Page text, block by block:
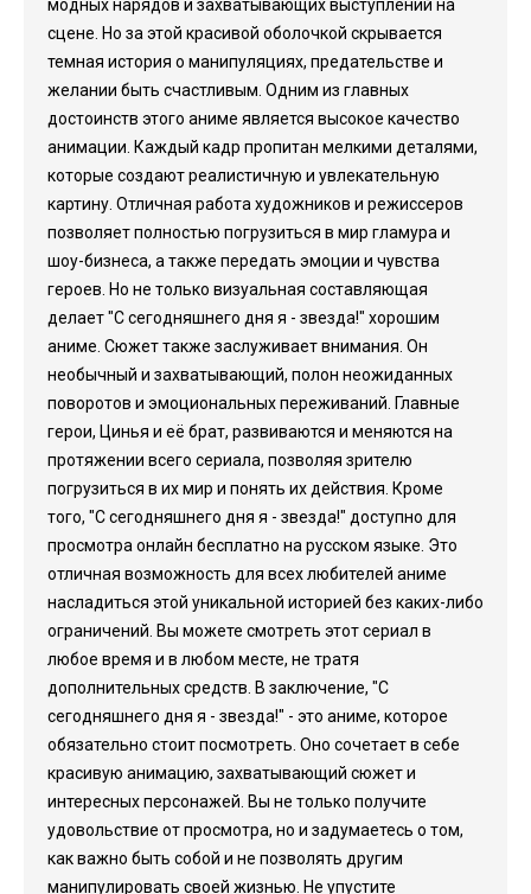
модных нарядов и захватывающих выступлений на
сцене. Но за этой красивой оболочкой скрывается
темная история о манипуляциях, предательстве и
желании быть счастливым. Одним из главных
достоинств этого аниме является высокое качество
анимации. Каждый кадр пропитан мелкими деталями,
которые создают реалистичную и увлекательную
картину. Отличная работа художников и режиссеров
позволяет полностью погрузиться в мир гламура и
шоу-бизнеса, а также передать эмоции и чувства
героев. Но не только визуальная составляющая
делает "С сегодняшнего дня я - звезда!" хорошим
аниме. Сюжет также заслуживает внимания. Он
необычный и захватывающий, полон неожиданных
поворотов и эмоциональных переживаний. Главные
герои, Цинья и её брат, развиваются и меняются на
протяжении всего сериала, позволяя зрителю
погрузиться в их мир и понять их действия. Кроме
того, "С сегодняшнего дня я - звезда!" доступно для
просмотра онлайн бесплатно на русском языке. Это
отличная возможность для всех любителей аниме
насладиться этой уникальной историей без каких-либо
ограничений. Вы можете смотреть этот сериал в
любое время и в любом месте, не тратя
дополнительных средств. В заключение, "С
сегодняшнего дня я - звезда!" - это аниме, которое
обязательно стоит посмотреть. Оно сочетает в себе
красивую анимацию, захватывающий сюжет и
интересных персонажей. Вы не только получите
удовольствие от просмотра, но и задумаетесь о том,
как важно быть собой и не позволять другим
манипулировать своей жизнью. Не упустите